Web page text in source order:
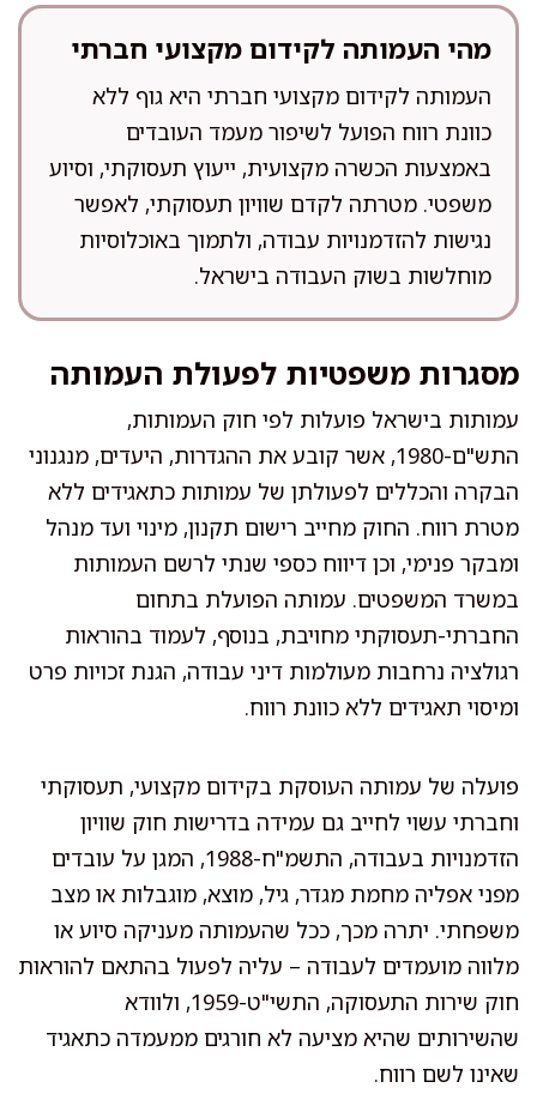
מהי העמותה לקידום מקצועי חברתי
העמותה לקידום מקצועי חברתי היא גוף ללא
כוונת רווח הפועל לשיפור מעמד העובדים
באמצעות הכשרה מקצועית, ייעוץ תעסוקתי, וסיוע
משפטי. מטרתה לקדם שוויון תעסוקתי, לאפשר
נגישות להזדמנויות עבודה, ולתמוך באוכלוסיות
מוחלשות בשוק העבודה בישראל.
מסגרות משפטיות לפעולת העמותה
עמותות בישראל פועלות לפי חוק העמותות,
התש"ם-1980, אשר קובע את ההגדרות, היעדים, מנגנוני
הבקרה והכללים לפעולתן של עמותות כתאגידים ללא
מטרת רווח. החוק מחייב רישום תקנון, מינוי ועד מנהל
ומבקר פנימי, וכן דיווח כספי שנתי לרשם העמותות
במשרד המשפטים. עמותה הפועלת בתחום
החברתי-תעסוקתי מחויבת, בנוסף, לעמוד בהוראות
רגולציה נרחבות מעולמות דיני עבודה, הגנת זכויות פרט
ומיסוי תאגידים ללא כוונת רווח.
פועלה של עמותה העוסקת בקידום מקצועי, תעסוקתי
וחברתי עשוי לחייב גם עמידה בדרישות חוק שוויון
הזדמנויות בעבודה, התשמ"ח-1988, המגן על עובדים
מפני אפליה מחמת מגדר, גיל, מוצא, מוגבלות או מצב
משפחתי. יתרה מכך, ככל שהעמותה מעניקה סיוע או
מלווה מועמדים לעבודה – עליה לפעול בהתאם להוראות
חוק שירות התעסוקה, התשי"ט-1959, ולוודא
שהשירותים שהיא מציעה לא חורגים ממעמדה כתאגיד
שאינו לשם רווח.